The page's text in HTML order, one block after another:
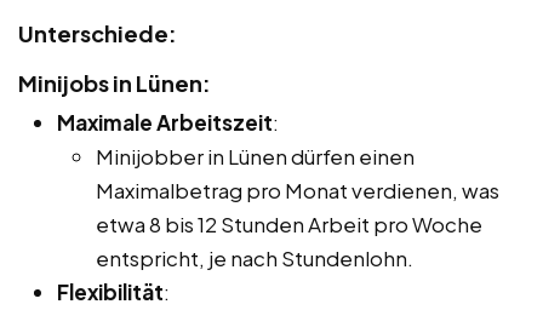
Unterschiede:
Minijobs in Lünen:
Maximale Arbeitszeit:
Minijobber in Lünen dürfen einen
Maximalbetrag pro Monat verdienen, was
etwa 8 bis 12 Stunden Arbeit pro Woche
entspricht, je nach Stundenlohn.
Flexibilität: